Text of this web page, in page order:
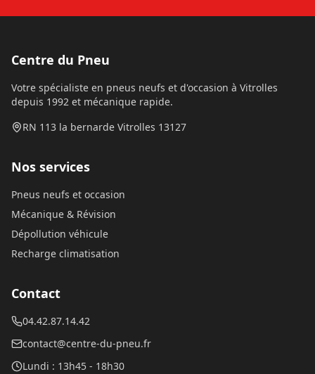
Centre du Pneu
Votre spécialiste en pneus neufs et d'occasion à Vitrolles
depuis 1992 et mécanique rapide.
RN 113 la bernarde Vitrolles 13127
Nos services
Pneus neufs et occasion
Mécanique & Révision
Dépollution véhicule
Recharge climatisation
Contact
04.42.87.14.42
contact@centre-du-pneu.fr
Lundi : 13h45 - 18h30